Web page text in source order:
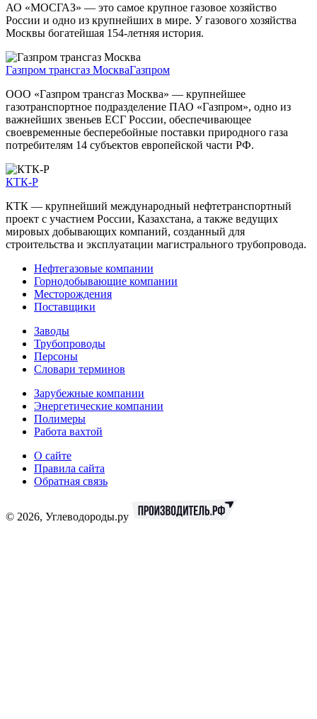
АО «МОСГАЗ» — это самое крупное газовое хозяйство
России и одно из крупнейших в мире. У газового хозяйства
Москвы богатейшая 154-летняя история.
Газпром трансгаз МоскваГазпром
ООО «Газпром трансгаз Москва» — крупнейшее
газотранспортное подразделение ПАО «Газпром», одно из
важнейших звеньев ЕСГ России, обеспечивающее
своевременные бесперебойные поставки природного газа
потребителям 14 субъектов европейской части РФ.
КТК-Р
КТК — крупнейший международный нефтетранспортный
проект с участием России, Казахстана, а также ведущих
мировых добывающих компаний, созданный для
строительства и эксплуатации магистрального трубопровода.
Нефтегазовые компании
Горнодобывающие компании
Месторождения
Поставщики
Заводы
Трубопроводы
Персоны
Словари терминов
Зарубежные компании
Энергетические компании
Полимеры
Работа вахтой
О сайте
Правила сайта
Обратная связь
© 2026, Углеводороды.ру